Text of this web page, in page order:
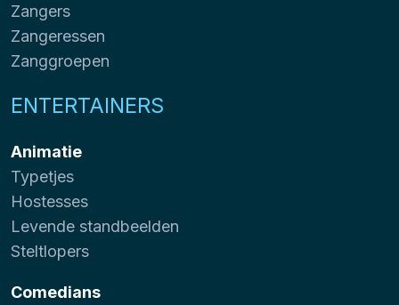
Zangers
Zangeressen
Zanggroepen
ENTERTAINERS
Animatie
Typetjes
Hostesses
Levende standbeelden
Steltlopers
Comedians